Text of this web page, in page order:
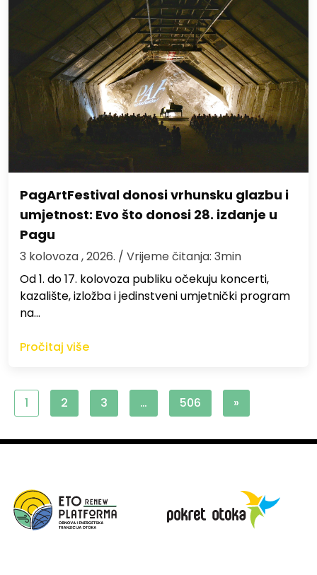
PagArtFestival donosi vrhunsku glazbu i
umjetnost: Evo što donosi 28. izdanje u
Pagu
3 kolovoza , 2026. / Vrijeme čitanja: 3min
Od 1. do 17. kolovoza publiku očekuju koncerti,
kazalište, izložba i jedinstveni umjetnički program
na…
Pročitaj više
1 2 3 … 506 »